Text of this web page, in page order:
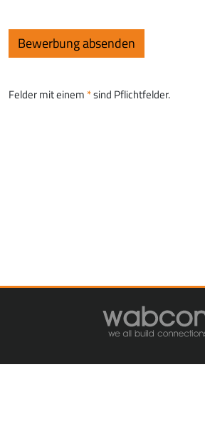
Felder mit einem sind Pflichtfelder.